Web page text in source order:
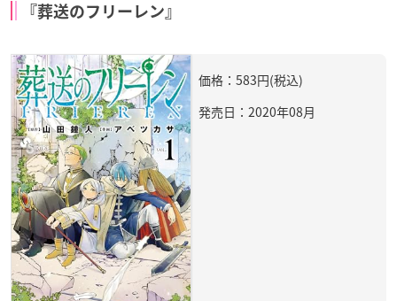
『葬送のフリーレン』
価格：583円(税込)
発売日：2020年08月